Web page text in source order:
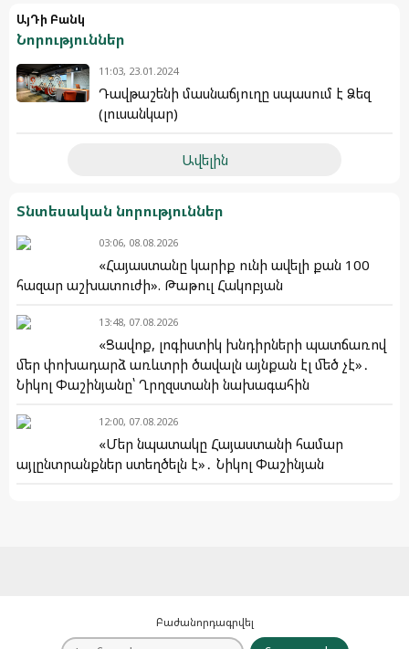
ԱյԴի Բանկ
Նորություններ
11:03, 23.01.2024
Դավթաշենի մասնաճյուղը սպասում է Ձեզ
(լուսանկար)
Ավելին
Տնտեսական նորություններ
03:06, 08.08.2026
«Հայաստանը կարիք ունի ավելի քան 100
հազար աշխատուժի». Թաթուլ Հակոբյան
13:48, 07.08.2026
«Ցավոք, լոգիստիկ խնդիրների պատճառով
մեր փոխադարձ առևտրի ծավալն այնքան էլ մեծ չէ»․
Նիկոլ Փաշինյանը՝ Ղրղզստանի նախագահին
12:00, 07.08.2026
«Մեր նպատակը Հայաստանի համար
այլընտրանքներ ստեղծելն է»․ Նիկոլ Փաշինյան
Բաժանորդագրվել